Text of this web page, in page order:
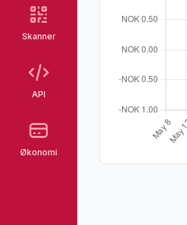
Skanner
API
Økonomi